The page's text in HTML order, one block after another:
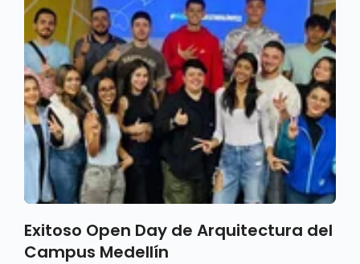
Exitoso Open Day de Arquitectura del
Campus Medellín